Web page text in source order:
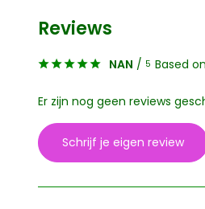
Reviews
NAN / 5 Based
Er zijn nog geen reviews
Schrijf je eigen review